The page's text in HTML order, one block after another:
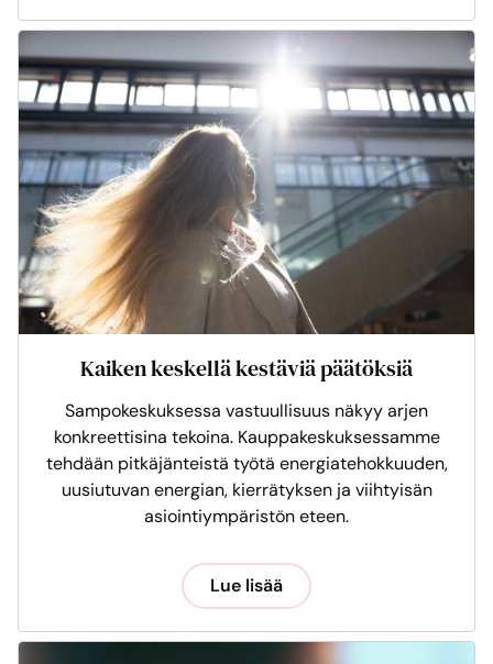
Kaiken keskellä kestäviä päätöksiä
Sampokeskuksessa vastuullisuus näkyy arjen
konkreettisina tekoina. Kauppakeskuksessamme
tehdään pitkäjänteistä työtä energiatehokkuuden,
uusiutuvan energian, kierrätyksen ja viihtyisän
asiointiympäristön eteen.
Lue lisää